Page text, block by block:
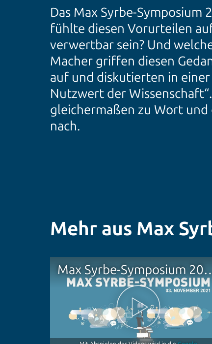
Das Max Syrbe-
fühlte diesen Vorurteilen
verwertbar sein? Und
Macher griffen diesen
auf und diskutierten in einer
Nutzwert der
gleichermaßen zu Wort
nach.
Mehr aus Max
Max Syrbe-Symposium 2021: